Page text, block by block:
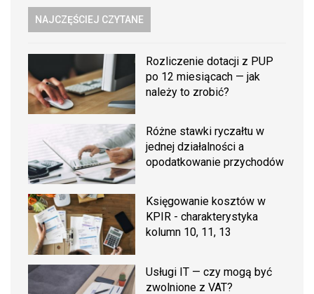
NAJCZĘŚCIEJ CZYTANE
Rozliczenie dotacji z PUP
po 12 miesiącach — jak
należy to zrobić?
Różne stawki ryczałtu w
jednej działalności a
opodatkowanie przychodów
Księgowanie kosztów w
KPIR - charakterystyka
kolumn 10, 11, 13
Usługi IT — czy mogą być
zwolnione z VAT?